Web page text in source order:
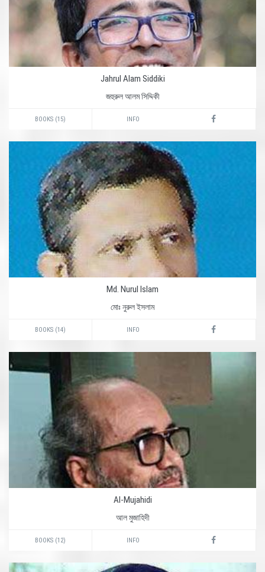
Jahrul Alam Siddiki
জহুরুল আলম সিদ্দিকী
BOOKS (15) INFO
Md. Nurul Islam
মোঃ নুরুল ইসলাম
BOOKS (14) INFO
Al-Mujahidi
আল মুজাহিদী
BOOKS (12) INFO